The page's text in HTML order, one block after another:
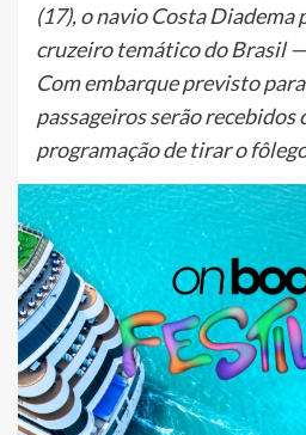
(17), o navio Costa
cruzeiro temático do Brasil
Com embarque previsto para
passageiros serão recebidos
programação de tirar o